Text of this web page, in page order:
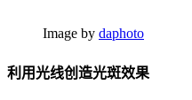
Image by daphoto
利用光线创造光斑效果